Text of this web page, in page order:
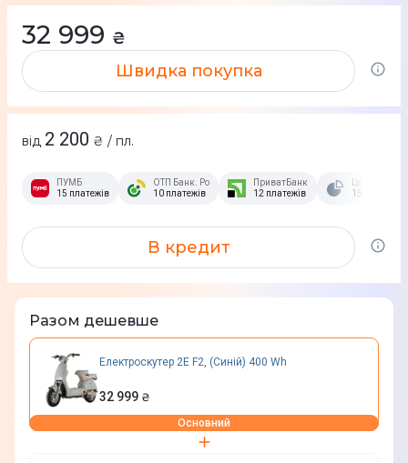
32 999 ₴
Швидка покупка
від 2 200 ₴ / пл.
ПУМБ
15 платежів
ОТП Банк. Розстрочка Скибочка.
10 платежів
ПриватБанк
12 платежів
15 платежів
В кредит
Разом дешевше
Електроскутер 2E F2, (Синій) 400 Wh
32 999 ₴
Основний